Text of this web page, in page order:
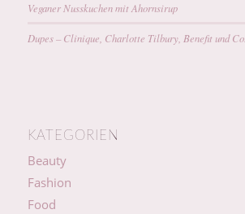
Veganer Nusskuchen mit Ahornsirup
Dupes – Clinique, Charlotte Tilbury, Benefit und Co.
KATEGORIEN
Beauty
Fashion
Food